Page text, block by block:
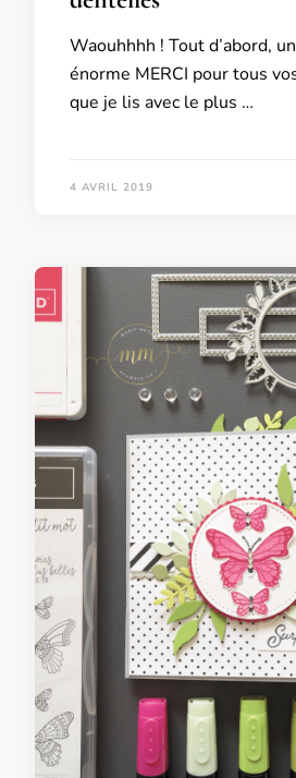
Waouhhhh ! Tout d’abord,
énorme MERCI pour tous
que je lis avec le plus …
4 AVRIL 2019